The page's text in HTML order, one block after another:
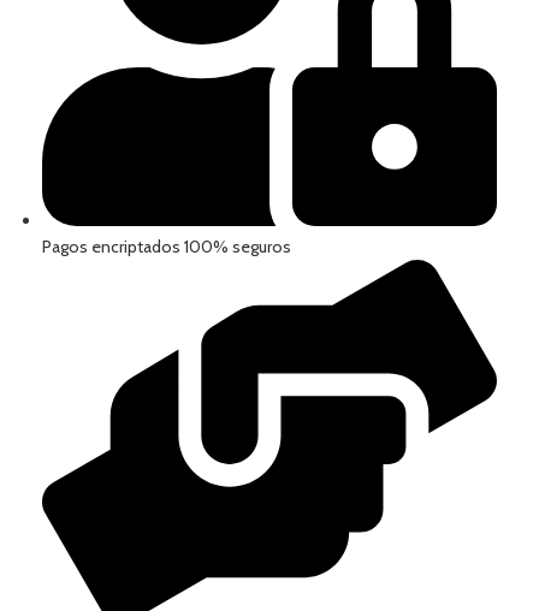
Pagos encriptados 100% seguros